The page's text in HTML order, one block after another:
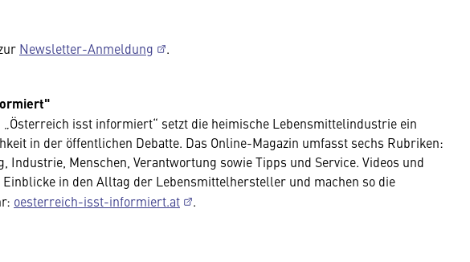
Newsletter-Anmeldung .
isst informiert“ setzt die heimische Lebensmittelindustrie ein
in der öffentlichen Debatte. Das Online-Magazin umfasst sechs Rubriken:
Industrie, Menschen, Verantwortung sowie Tipps und Service. Videos und
in den Alltag der Lebensmittelhersteller und machen so die
oesterreich-isst-informiert.at .